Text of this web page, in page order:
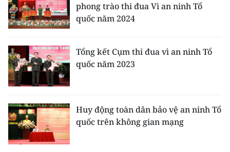
phong trào thi đua Vì an ninh Tổ
quốc năm 2024
Tổng kết Cụm thi đua vì an ninh Tổ
quốc năm 2023
Huy động toàn dân bảo vệ an ninh Tổ
quốc trên không gian mạng